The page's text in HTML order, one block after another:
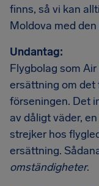
finns, så vi kan
Moldova med
Undantag:
Flygbolag som
ersättning om det
förseningen. Det
av dåligt väder,
strejker hos
ersättning.
omständigheter.